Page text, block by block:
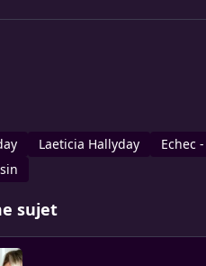
Laeticia Hallyday Echec
sujet